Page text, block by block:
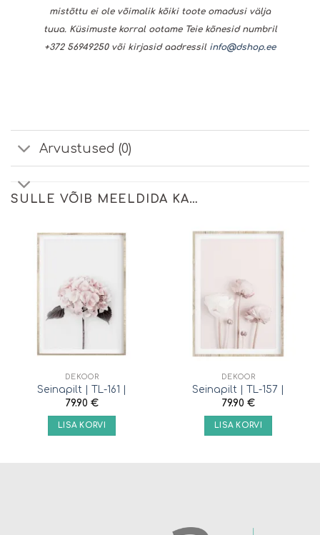
mistõttu ei ole võimalik kõiki toote omadusi välja
tuua. Küsimuste korral ootame Teie kõnesid numbril
+372 56949250 või kirjasid aadressil info@dshop.ee
Arvustused (0)
SULLE VÕIB MEELDIDA KA…
DEKOOR
Seinapilt | TL-161 |
79.90 €
LISA KORVI
DEKOOR
Seinapilt | TL-157 |
79.90 €
LISA KORVI